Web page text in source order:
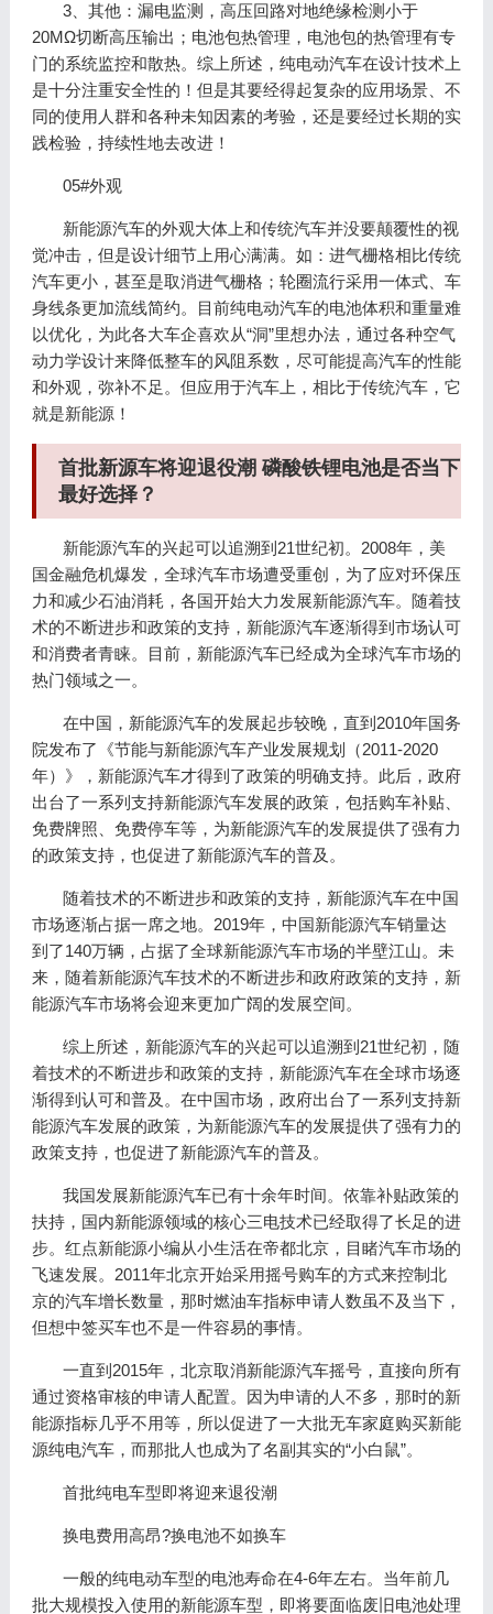
3、其他：漏电监测，高压回路对地绝缘检测小于
20MΩ切断高压输出；电池包热管理，电池包的热管理有专
门的系统监控和散热。综上所述，纯电动汽车在设计技术上
是十分注重安全性的！但是其要经得起复杂的应用场景、不
同的使用人群和各种未知因素的考验，还是要经过长期的实
践检验，持续性地去改进！
05#外观
新能源汽车的外观大体上和传统汽车并没要颠覆性的视
觉冲击，但是设计细节上用心满满。如：进气栅格相比传统
汽车更小，甚至是取消进气栅格；轮圈流行采用一体式、车
身线条更加流线简约。目前纯电动汽车的电池体积和重量难
以优化，为此各大车企喜欢从“洞”里想办法，通过各种空气
动力学设计来降低整车的风阻系数，尽可能提高汽车的性能
和外观，弥补不足。但应用于汽车上，相比于传统汽车，它
就是新能源！
首批新源车将迎退役潮 磷酸铁锂电池是否当下
最好选择？
新能源汽车的兴起可以追溯到21世纪初。2008年，美
国金融危机爆发，全球汽车市场遭受重创，为了应对环保压
力和减少石油消耗，各国开始大力发展新能源汽车。随着技
术的不断进步和政策的支持，新能源汽车逐渐得到市场认可
和消费者青睐。目前，新能源汽车已经成为全球汽车市场的
热门领域之一。
在中国，新能源汽车的发展起步较晚，直到2010年国务
院发布了《节能与新能源汽车产业发展规划（2011-2020
年）》，新能源汽车才得到了政策的明确支持。此后，政府
出台了一系列支持新能源汽车发展的政策，包括购车补贴、
免费牌照、免费停车等，为新能源汽车的发展提供了强有力
的政策支持，也促进了新能源汽车的普及。
随着技术的不断进步和政策的支持，新能源汽车在中国
市场逐渐占据一席之地。2019年，中国新能源汽车销量达
到了140万辆，占据了全球新能源汽车市场的半壁江山。未
来，随着新能源汽车技术的不断进步和政府政策的支持，新
能源汽车市场将会迎来更加广阔的发展空间。
综上所述，新能源汽车的兴起可以追溯到21世纪初，随
着技术的不断进步和政策的支持，新能源汽车在全球市场逐
渐得到认可和普及。在中国市场，政府出台了一系列支持新
能源汽车发展的政策，为新能源汽车的发展提供了强有力的
政策支持，也促进了新能源汽车的普及。
我国发展新能源汽车已有十余年时间。依靠补贴政策的
扶持，国内新能源领域的核心三电技术已经取得了长足的进
步。红点新能源小编从小生活在帝都北京，目睹汽车市场的
飞速发展。2011年北京开始采用摇号购车的方式来控制北
京的汽车增长数量，那时燃油车指标申请人数虽不及当下，
但想中签买车也不是一件容易的事情。
一直到2015年，北京取消新能源汽车摇号，直接向所有
通过资格审核的申请人配置。因为申请的人不多，那时的新
能源指标几乎不用等，所以促进了一大批无车家庭购买新能
源纯电汽车，而那批人也成为了名副其实的“小白鼠”。
首批纯电车型即将迎来退役潮
换电费用高昂?换电池不如换车
一般的纯电动车型的电池寿命在4-6年左右。当年前几
批大规模投入使用的新能源车型，即将要面临废旧电池处理